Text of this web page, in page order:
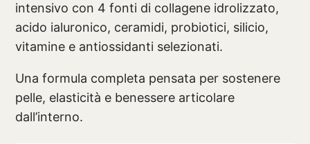
intensivo con 4 fonti di collagene idrolizzato,
acido ialuronico, ceramidi, probiotici, silicio,
vitamine e antiossidanti selezionati.
Una formula completa pensata per sostenere
pelle, elasticità e benessere articolare
dall’interno.